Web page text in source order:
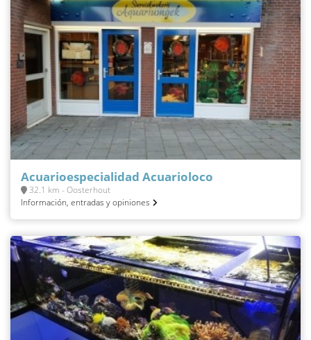
Acuarioespecialidad Acuarioloco
32.1 km - Oosterhout
Información, entradas y opiniones